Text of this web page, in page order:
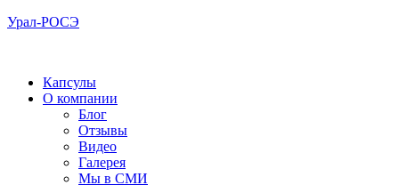
Урал-РОСЭ
Капсулы
О компании
Блог
Отзывы
Видео
Галерея
Мы в СМИ